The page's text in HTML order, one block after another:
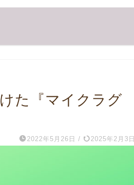
た『マイクラグ
2022年5月26日 / 2025年2月3日